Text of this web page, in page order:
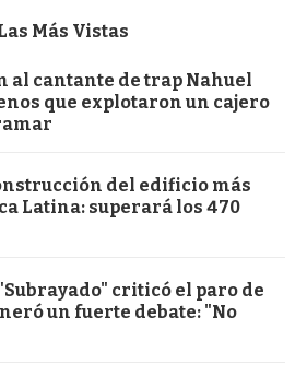
Más Vistas
al cantante de trap Nahuel
que explotaron un cajero
del edificio más
Latina: superará los 470
criticó el paro de
un fuerte debate: "No